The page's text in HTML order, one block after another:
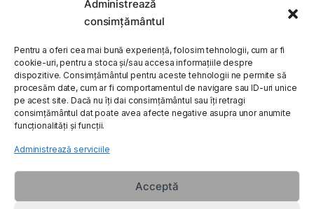
Administrează
consimțământul
Pentru a oferi cea mai bună experiență, folosim tehnologii, cum ar fi
cookie-uri, pentru a stoca și/sau accesa informațiile despre
dispozitive. Consimțământul pentru aceste tehnologii ne permite să
procesăm date, cum ar fi comportamentul de navigare sau ID-uri unice
pe acest site. Dacă nu îți dai consimțământul sau îți retragi
consimțământul dat poate avea afecte negative asupra unor anumite
funcționalități și funcții.
Administrează serviciile
Acceptă
My Account
Customer Care
About Us